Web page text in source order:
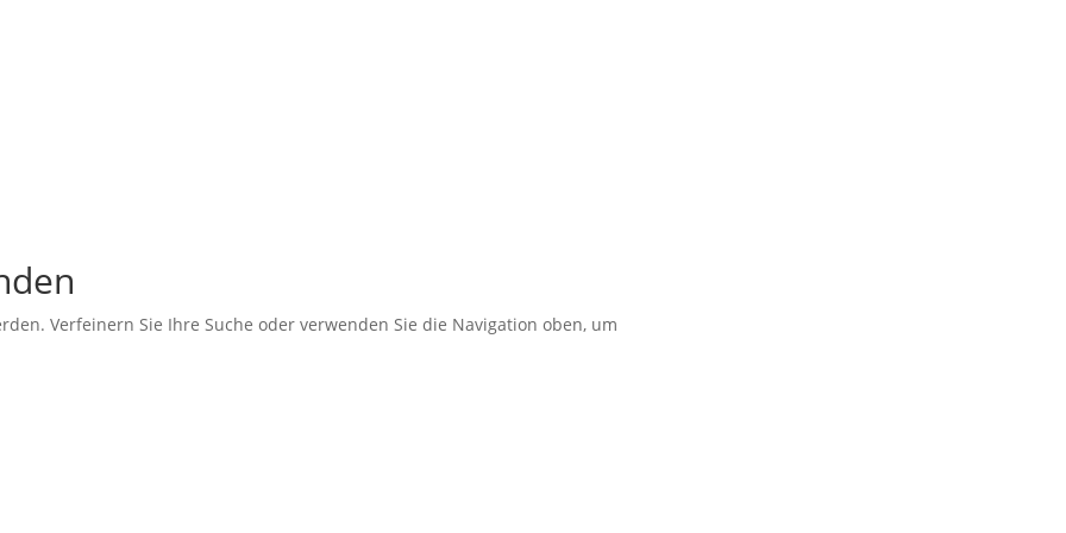
Verfeinern Sie Ihre Suche oder verwenden Sie die Navigation oben, um